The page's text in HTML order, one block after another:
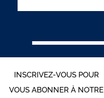
INSCRIVEZ-VOUS POUR
VOUS ABONNER À NOTRE